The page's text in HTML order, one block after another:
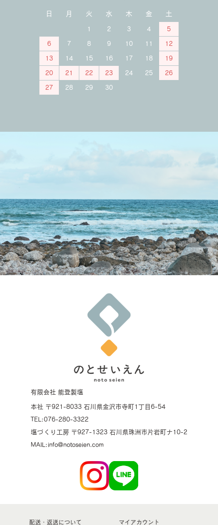
日 月 火 水 木 金 土
1 2 3 4 5
6 7 8 9 10 11 12
13 14 15 16 17 18 19
20 21 22 23 24 25 26
27 28 29 30
有限会社 能登製塩
本社 〒921-8033 石川県金沢市寺町1丁目6-54
TEL:076-280-3322
塩づくり工房 〒927-1323 石川県珠洲市片岩町ナ10-2
MAIL:info@notoseien.com
配送・返送について マイアカウント